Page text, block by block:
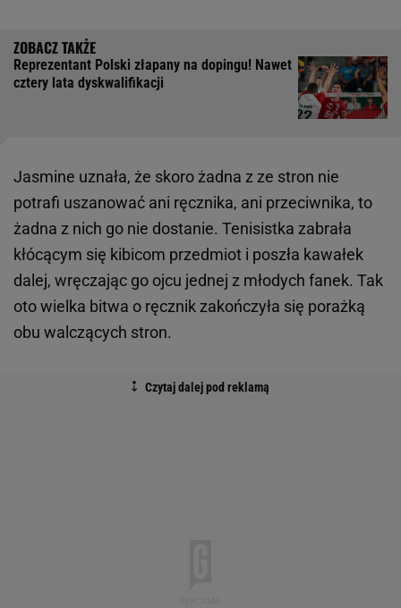
Reprezentant Polski złapany na dopingu! Nawet
cztery lata dyskwalifikacji
Jasmine uznała, że skoro żadna z ze stron nie
potrafi uszanować ani ręcznika, ani przeciwnika, to
żadna z nich go nie dostanie. Tenisistka zabrała
kłócącym się kibicom przedmiot i poszła kawałek
dalej, wręczając go ojcu jednej z młodych fanek. Tak
oto wielka bitwa o ręcznik zakończyła się porażką
obu walczących stron.